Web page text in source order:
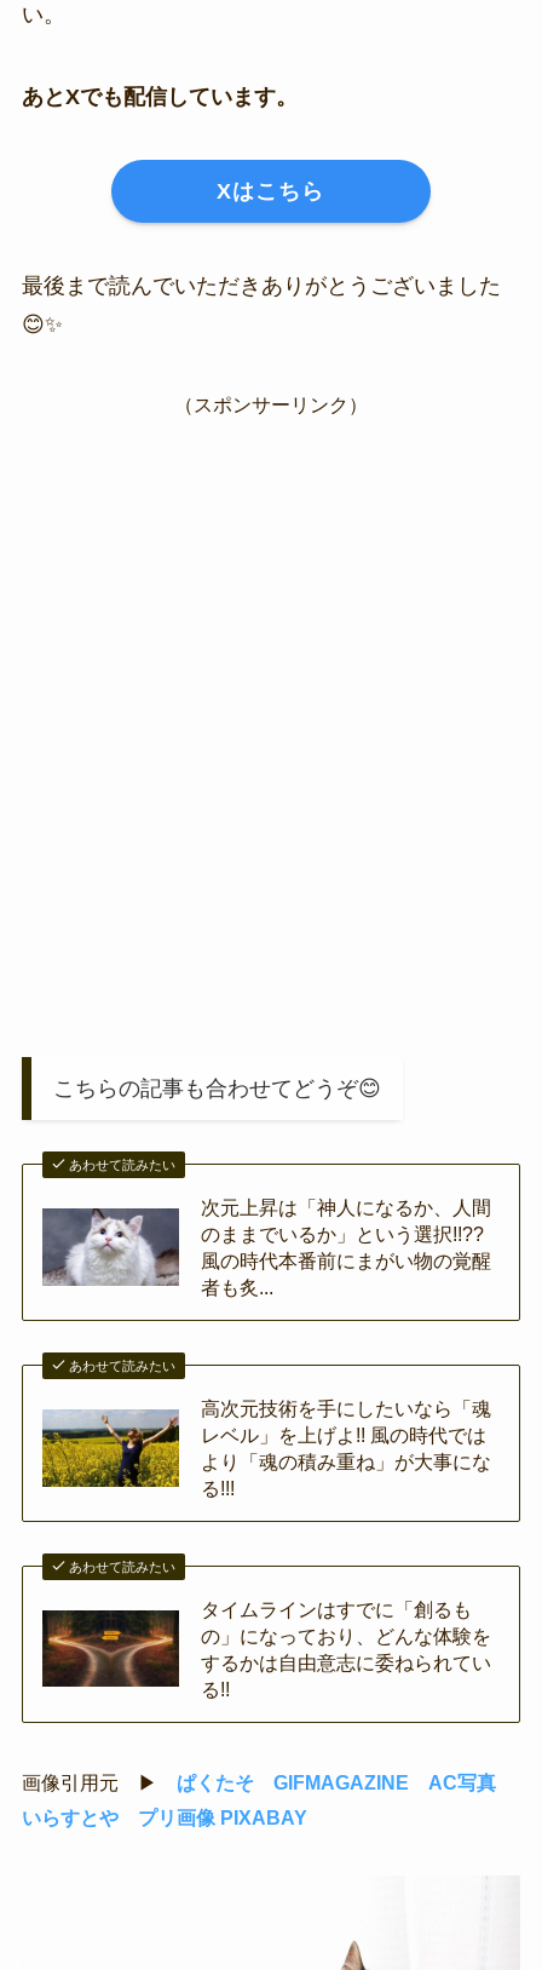
い。
あとXでも配信しています。
Xはこちら
最後まで読んでいただきありがとうございました
😊✨
（スポンサーリンク）
こちらの記事も合わせてどうぞ😊
あわせて読みたい
次元上昇は「神人になるか、人間
のままでいるか」という選択!!??
風の時代本番前にまがい物の覚醒
者も炙...
あわせて読みたい
高次元技術を手にしたいなら「魂
レベル」を上げよ!! 風の時代では
より「魂の積み重ね」が大事にな
る!!!
あわせて読みたい
タイムラインはすでに「創るも
の」になっており、どんな体験を
するかは自由意志に委ねられてい
る!!
画像引用元 ▶ ぱくたそ GIFMAGAZINE
AC写真
いらすとや
プリ画像 PIXABAY